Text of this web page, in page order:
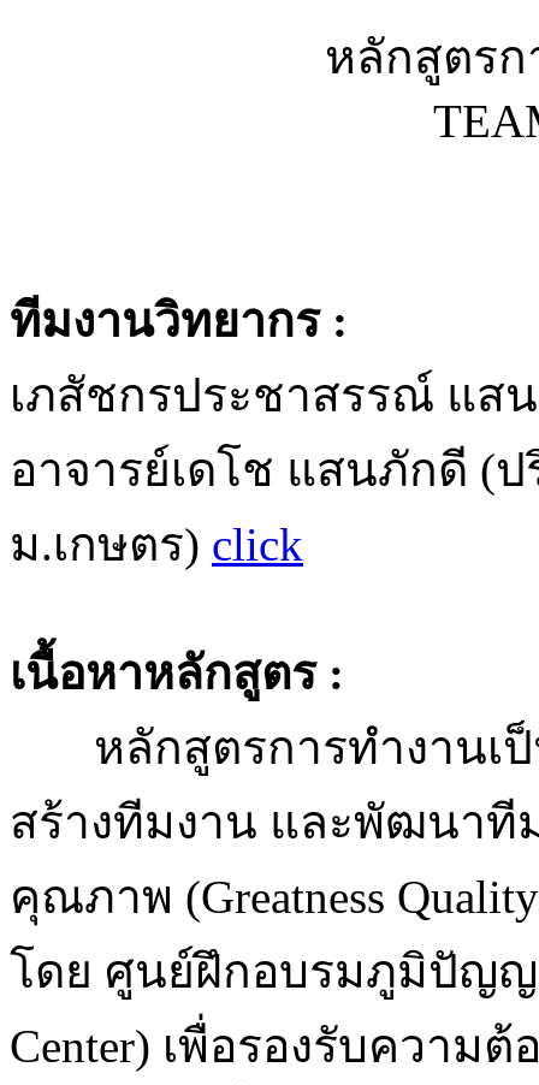
หลักสูตร
ทีมงานวิทยากร :
เภสัชกรประชาสรรณ์ แส
อาจารย์เดโช แสนภักดี (
ม.เกษตร) click
เนื้อหาหลักสูตร :
หลักสูตรการทำงานเป็
สร้างทีมงาน และพัฒนาที
คุณภาพ (Greatness
โดย ศูนย์ฝึกอบรมภูมิปัญญ
Center) เพื่อรองรับความ